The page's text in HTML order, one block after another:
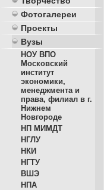
Фотогалереи
Проекты
Вузы
НОУ ВПО
Московский
институт
экономики,
менеджмента и
права, филиал в г.
Нижнем
Новгороде
НП МИМДТ
НГЛУ
НКИ
НГТУ
ВШЭ
НПА